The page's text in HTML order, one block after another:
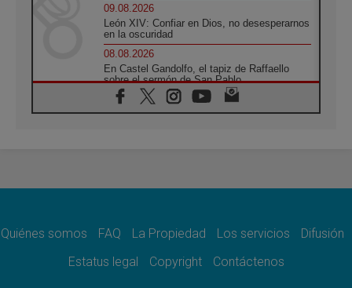
09.08.2026
León XIV: Confiar en Dios, no desesperarnos
en la oscuridad
08.08.2026
En Castel Gandolfo, el tapiz de Raffaello
sobre el sermón de San Pablo
08.08.2026
En Colombia, «la paz no se compra con una
08.08.2026
08.08.2026
del Buen Consejo de Genazzano
Quiénes somos FAQ La Propiedad Los servicios
Difusión
Estatus legal
Copyright Contáctenos